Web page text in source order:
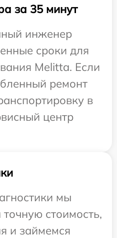
за 35 минут
инженер
сроки для
Melitta. Если
ремонт
в
центр
мы
стоимость,
и займемся